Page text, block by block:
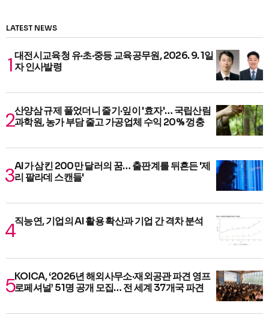
LATEST NEWS
대전시교육청 유·초·중등 교육공무원, 2026. 9. 1일
자 인사발령
산양삼 규제 풀었더니 줄기·잎이 '효자'… 국립산림
과학원, 농가 부담 줄고 가공업체 수익 20% 껑충
AI가 삼킨 200만 달러의 꿈… 출판계를 뒤흔든 '제
리 팔라데 스캔들'
직능연, 기업의 AI 활용 확산과 기업 간 격차 분석
KOICA, ‘2026년 해외사무소·재외공관 파견 영프
로페셔널’ 51명 공개 모집… 전 세계 37개국 파견